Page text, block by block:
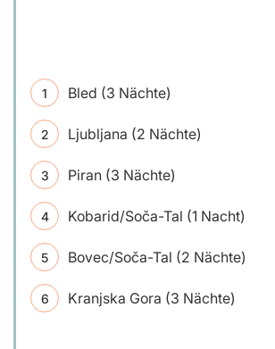
Bled (3 Nächte)
Ljubljana (2 Nächte)
Piran (3 Nächte)
Kobarid/Soča-Tal (1 Nacht)
Bovec/Soča-Tal (2 Nächte)
Kranjska Gora (3 Nächte)